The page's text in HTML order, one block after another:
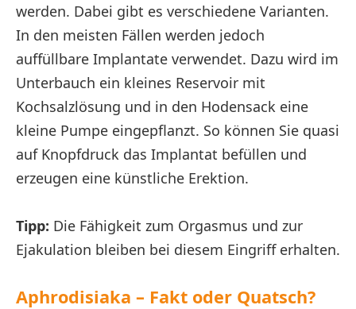
werden. Dabei gibt es verschiedene Varianten.
In den meisten Fällen werden jedoch
auffüllbare Implantate verwendet. Dazu wird im
Unterbauch ein kleines Reservoir mit
Kochsalzlösung und in den Hodensack eine
kleine Pumpe eingepflanzt. So können Sie quasi
auf Knopfdruck das Implantat befüllen und
erzeugen eine künstliche Erektion.
Tipp: Die Fähigkeit zum Orgasmus und zur
Ejakulation bleiben bei diesem Eingriff erhalten.
Aphrodisiaka – Fakt oder Quatsch?